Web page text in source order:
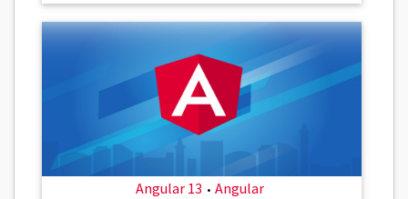
Angular 13 • Angular